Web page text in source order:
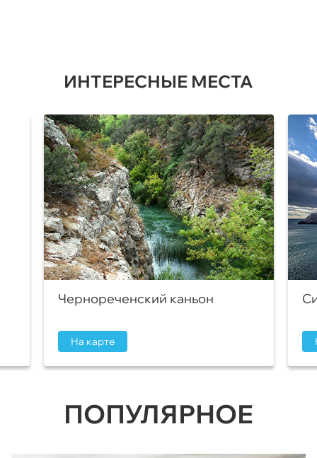
ИНТЕРЕСНЫЕ МЕСТА
Чернореченский каньон
На карте
ПОПУЛЯРНОЕ